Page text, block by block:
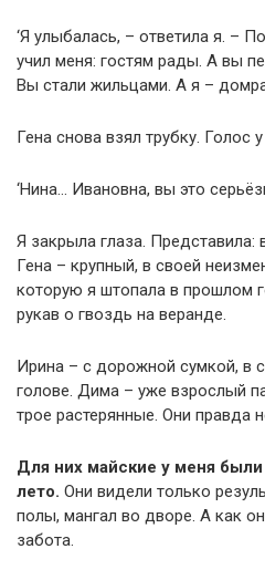
‘Я улыбалась, – ответила я. –
учил меня: гостям рады. А вы
Вы стали жильцами. А я –
Гена снова взял трубку. Голос
‘Нина… Ивановна, вы это
Я закрыла глаза. Представила:
Гена – крупный, в своей
которую я штопала в прошлом
рукав о гвоздь на веранде.
Ирина – с дорожной сумкой, в
голове. Дима – уже взрослый
трое растерянные. Они правда
Для них майские у меня
лето. Они видели только
полы, мангал во дворе. А как
забота.